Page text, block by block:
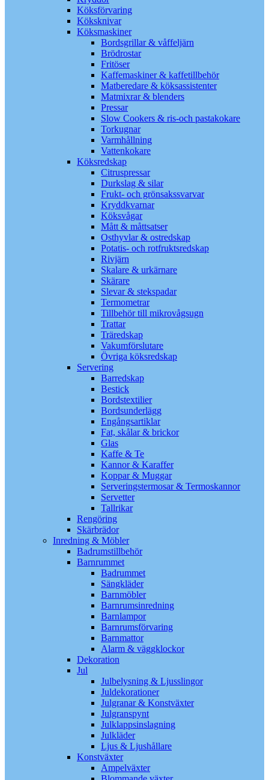
Köksförvaring
Köksknivar
Köksmaskiner
Bordsgrillar & våffeljärn
Brödrostar
Fritöser
Kaffemaskiner & kaffetillbehör
Matberedare & köksassistenter
Matmixrar & blenders
Pressar
Slow Cookers & ris-och pastakokare
Torkugnar
Varmhållning
Vattenkokare
Köksredskap
Citruspressar
Durkslag & silar
Frukt- och grönsakssvarvar
Kryddkvarnar
Köksvågar
Mått & måttsatser
Osthyvlar & ostredskap
Potatis- och rotfruktsredskap
Rivjärn
Skalare & urkärnare
Skärare
Slevar & stekspadar
Termometrar
Tillbehör till mikrovågsugn
Trattar
Träredskap
Vakumförslutare
Övriga köksredskap
Servering
Barredskap
Bestick
Bordstextilier
Bordsunderlägg
Engångsartiklar
Fat, skålar & brickor
Glas
Kaffe & Te
Kannor & Karaffer
Koppar & Muggar
Serveringstermosar & Termoskannor
Servetter
Tallrikar
Rengöring
Skärbrädor
Inredning & Möbler
Badrumstillbehör
Barnrummet
Badrummet
Sängkläder
Barnmöbler
Barnrumsinredning
Barnlampor
Barnrumsförvaring
Barnmattor
Alarm & väggklockor
Dekoration
Jul
Julbelysning & Ljusslingor
Juldekorationer
Julgranar & Konstväxter
Julgranspynt
Julklappsinslagning
Julkläder
Ljus & Ljushållare
Konstväxter
Ampelväxter